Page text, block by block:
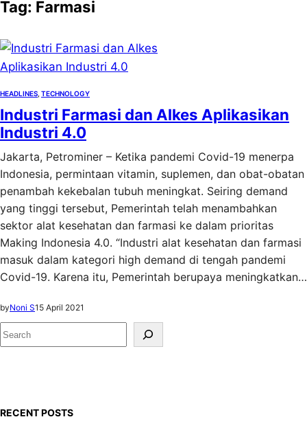
Tag: Farmasi
HEADLINES TECHNOLOGY
Industri Farmasi dan Alkes Aplikasikan
Industri 4.0
Jakarta, Petrominer – Ketika pandemi Covid-19 menerpa
Indonesia, permintaan vitamin, suplemen, dan obat-obatan
penambah kekebalan tubuh meningkat. Seiring demand
yang tinggi tersebut, Pemerintah telah menambahkan
sektor alat kesehatan dan farmasi ke dalam prioritas
Making Indonesia 4.0. “Industri alat kesehatan dan farmasi
masuk dalam kategori high demand di tengah pandemi
Covid-19. Karena itu, Pemerintah berupaya meningkatkan…
byNoni S15 April 2021
S
e
RECENT POSTS